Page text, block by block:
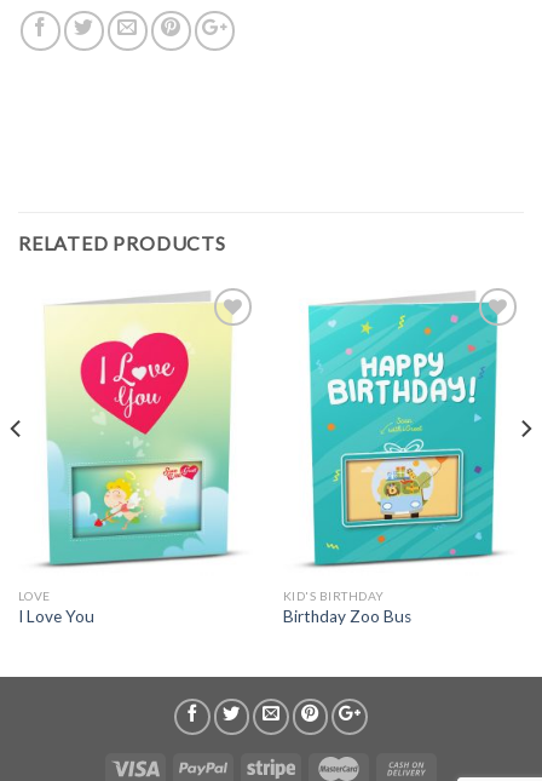
RELATED PRODUCTS
LOVE
I Love You
KID'S BIRTHDAY
Birthday Zoo Bus